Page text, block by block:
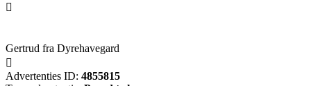

Gertrud fra Dyrehavegard

Advertenties ID: 4855815